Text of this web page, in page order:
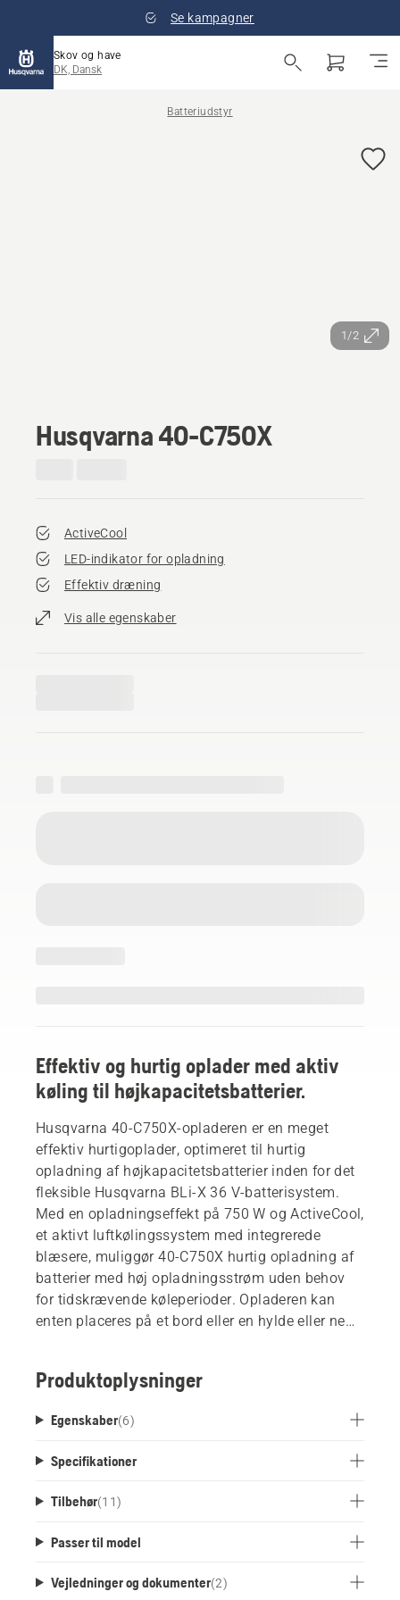
Se kampagner
Skov og have
DK, Dansk
Batteriudstyr
1/2
Husqvarna 40-C750X
ActiveCool
LED-indikator for opladning
Effektiv dræning
Vis alle egenskaber
Effektiv og hurtig oplader med aktiv
køling til højkapacitetsbatterier.
Husqvarna 40-C750X-opladeren er en meget
effektiv hurtigoplader, optimeret til hurtig
opladning af højkapacitetsbatterier inden for det
fleksible Husqvarna BLi-X 36 V-batterisystem.
Med en opladningseffekt på 750 W og ActiveCool,
et aktivt luftkølingssystem med integrerede
blæsere, muliggør 40-C750X hurtig opladning af
batterier med høj opladningsstrøm uden behov
for tidskrævende køleperioder. Opladeren kan
enten placeres på et bord eller en hylde eller nemt
Produktoplysninger
Egenskaber(6)
Specifikationer
Tilbehør(11)
Passer til model
Vejledninger og dokumenter(2)